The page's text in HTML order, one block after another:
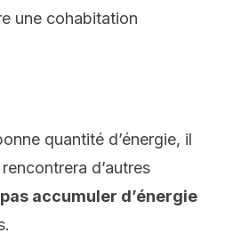
une cohabitation
quantité d’énergie, il
d’autres
accumuler d’énergie